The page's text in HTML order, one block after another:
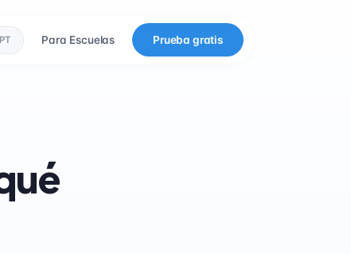
PT Para Escuelas Prueba gratis